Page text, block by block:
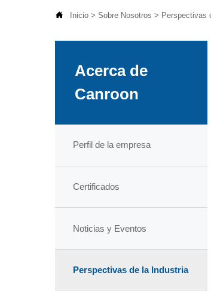
 Inicio> Sobre Nosotros > Perspectivas
Acerca de
Canroon
Perfil de la empresa
Certificados
Noticias y Eventos
Perspectivas de la Industria